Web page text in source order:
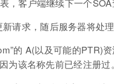
客户端继续下一个SOA
请求，随后服务器将处理
的 A(以及可能的PTR)
为该名称先前已经注册过。